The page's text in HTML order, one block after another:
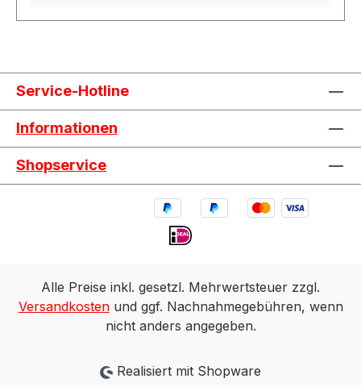
Service-Hotline
Informationen
Shopservice
Alle Preise inkl. gesetzl. Mehrwertsteuer zzgl.
Versandkostenund ggf. Nachnahmegebühren, wenn
nicht anders angegeben.
Realisiert mit Shopware